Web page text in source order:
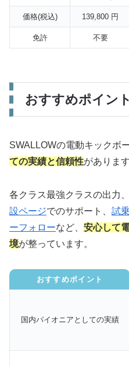
価格(税込) 139,800 円
免許 不要
おすすめポイント
SWALLOWの電動キックボー
ての実績と信頼性があります
各クラス最強クラスの出力、
設ページでのサポート、 試
ーフォローなど、 安心して
境が整っています。
おすすめポイント
国内パイオニアとしての実績